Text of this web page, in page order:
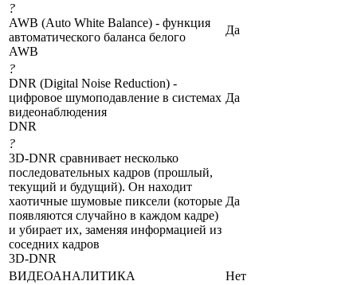
?
AWB (Auto White Balance) - функция
автоматического баланса белого
AWB
Да
?
DNR (Digital Noise Reduction) -
цифровое шумоподавление в системах
видеонаблюдения
DNR
Да
?
3D-DNR сравнивает несколько
последовательных кадров (прошлый,
текущий и будущий). Он находит
хаотичные шумовые пиксели (которые
появляются случайно в каждом кадре)
и убирает их, заменяя информацией из
соседних кадров
3D-DNR
Да
ВИДЕОАНАЛИТИКА
Нет